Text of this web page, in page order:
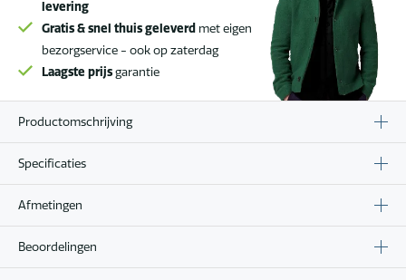
levering
Gratis & snel thuis geleverd met eigen
bezorgservice - ook op zaterdag
Laagste prijsgarantie
Productomschrijving
Specificaties
Afmetingen
Beoordelingen